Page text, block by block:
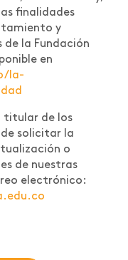
finalidades
y
la Fundación
en
la-
titular de los
solicitar la
o
de nuestras
electrónico: